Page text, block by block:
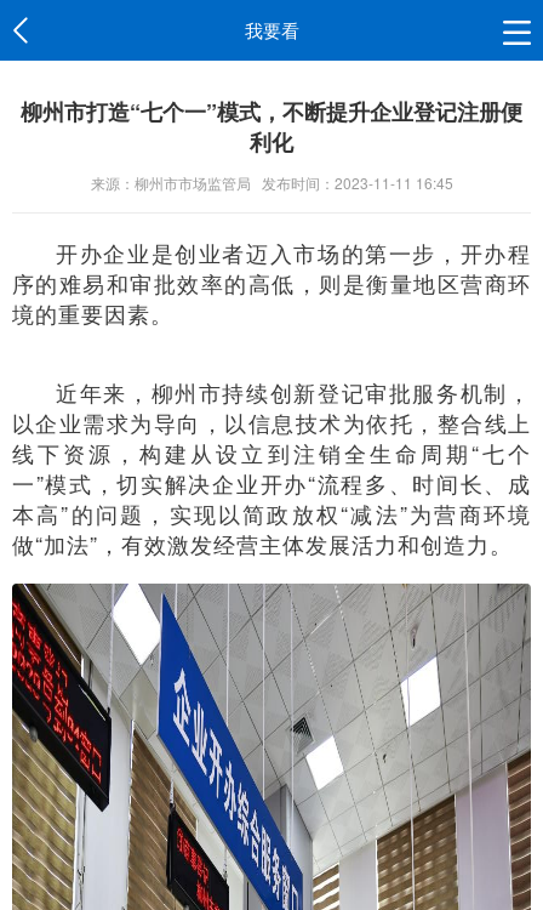
我要看
柳州市打造“七个一”模式，不断提升企业登记注册便
利化
来源：柳州市市场监管局 发布时间：2023-11-11 16:45
开办企业是创业者迈入市场的第一步，开办程
序的难易和审批效率的高低，则是衡量地区营商环
境的重要因素。
近年来，柳州市持续创新登记审批服务机制，
以企业需求为导向，以信息技术为依托，整合线上
线下资源，构建从设立到注销全生命周期“七个
一”模式，切实解决企业开办“流程多、时间长、成
本高”的问题，实现以简政放权“减法”为营商环境
做“加法”，有效激发经营主体发展活力和创造力。